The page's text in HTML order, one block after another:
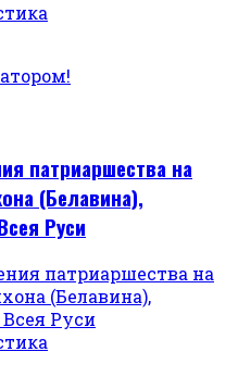
патриаршества на
(Белавина),
Руси